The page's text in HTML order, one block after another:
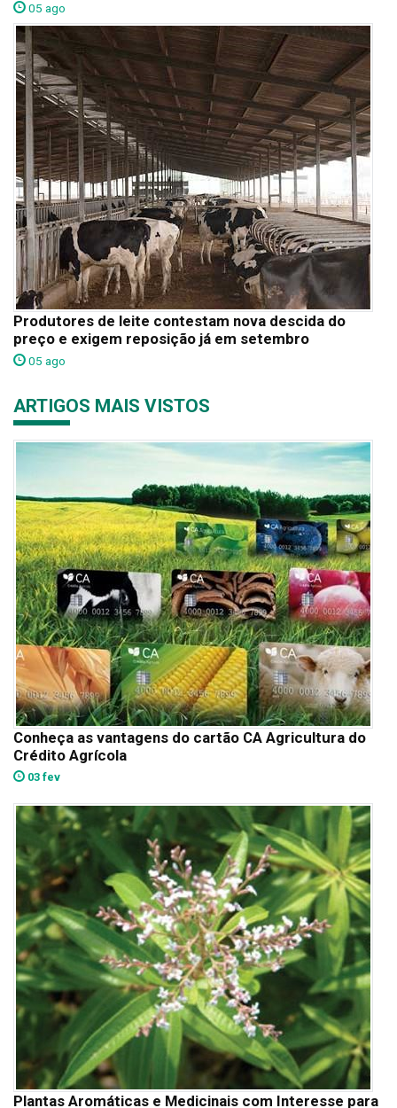
05 ago
Produtores de leite contestam nova descida do
preço e exigem reposição já em setembro
05 ago
ARTIGOS MAIS VISTOS
Conheça as vantagens do cartão CA Agricultura do
Crédito Agrícola
03 fev
Plantas Aromáticas e Medicinais com Interesse para